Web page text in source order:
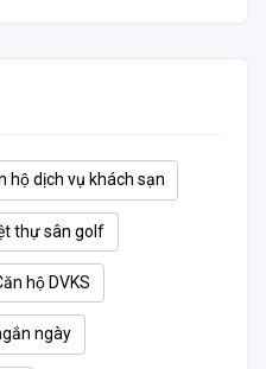
hộ dịch vụ khách sạn
thự sân golf
hộ DVKS
ngày